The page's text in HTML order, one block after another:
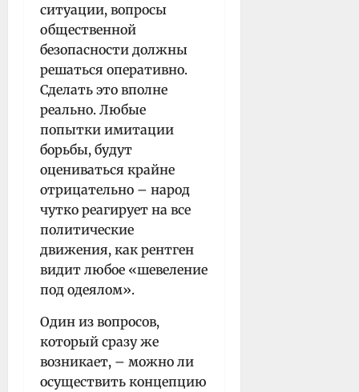
ситуации, вопросы
общественной
безопасности должны
решаться оперативно.
Сделать это вполне
реально. Любые
попытки имитации
борьбы, будут
оцениваться крайне
отрицательно – народ
чутко реагирует на все
политические
движения, как рентген
видит любое «шевеление
под одеялом».
Один из вопросов,
который сразу же
возникает, – можно ли
осуществить концепцию